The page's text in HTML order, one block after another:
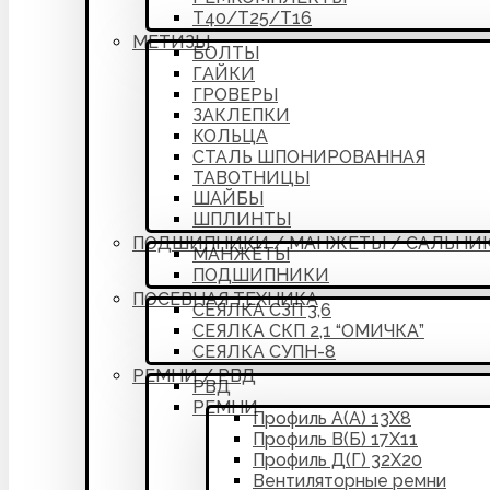
Т40/Т25/Т16
МЕТИЗЫ
БОЛТЫ
ГАЙКИ
ГРОВЕРЫ
ЗАКЛЕПКИ
КОЛЬЦА
СТАЛЬ ШПОНИРОВАННАЯ
ТАВОТНИЦЫ
ШАЙБЫ
ШПЛИНТЫ
ПОДШИПНИКИ / МАНЖЕТЫ /
МАНЖЕТЫ
ПОДШИПНИКИ
ПОСЕВНАЯ ТЕХНИКА
СЕЯЛКА СЗП 3,6
СЕЯЛКА СКП 2,1 “ОМИЧКА”
СЕЯЛКА СУПН-8
РЕМНИ / РВД
РВД
РЕМНИ
Профиль А(А) 13Х8
Профиль В(Б) 17Х11
Профиль Д(Г) 32Х20
Вентиляторные ремни